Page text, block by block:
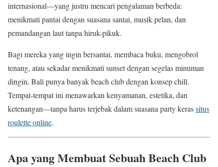
internasional—yang justru mencari pengalaman berbeda:
menikmati pantai dengan suasana santai, musik pelan, dan
pemandangan laut tanpa hiruk-pikuk.
Bagi mereka yang ingin bersantai, membaca buku, mengobrol
tenang, atau sekadar menikmati sunset dengan segelas minuman
dingin, Bali punya banyak beach club dengan konsep chill.
Tempat-tempat ini menawarkan kenyamanan, estetika, dan
ketenangan—tanpa harus terjebak dalam suasana party kerassitus
roulette online.
Apa yang Membuat Sebuah Beach Club